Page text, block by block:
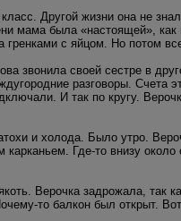
Другой жизни она не
мама была «настоящей»,
с яйцом. Но потом
звонила своей сестре в
разговоры. Счета
И так по кругу.
и холода. Было утро.
Где-то внизу
Верочка задрожала, так
то балкон был открыт.